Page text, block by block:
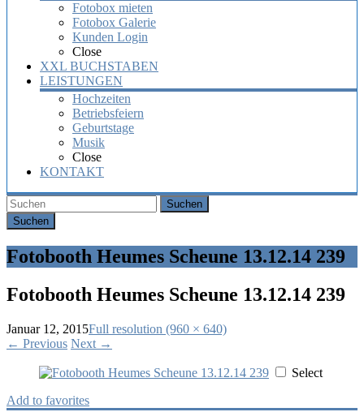
Fotobox mieten
Fotobox Galerie
Kunden Login
Close
XXL BUCHSTABEN
LEISTUNGEN
Hochzeiten
Betriebsfeiern
Geburtstage
Musik
Close
KONTAKT
Suchen
Fotobooth Heumes Scheune 13.12.14 239
Fotobooth Heumes Scheune 13.12.14 239
Januar 12, 2015Full resolution (960 × 640)
← Previous Next →
Select
Add to favorites